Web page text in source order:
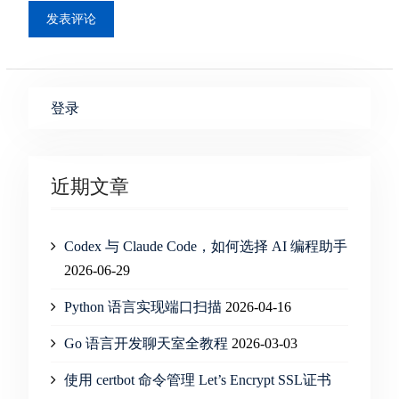
登录
近期文章
Codex 与 Claude Code，如何选择 AI 编程助手
2026-06-29
Python 语言实现端口扫描 2026-04-16
Go 语言开发聊天室全教程 2026-03-03
使用 certbot 命令管理 Let’s Encrypt SSL证书